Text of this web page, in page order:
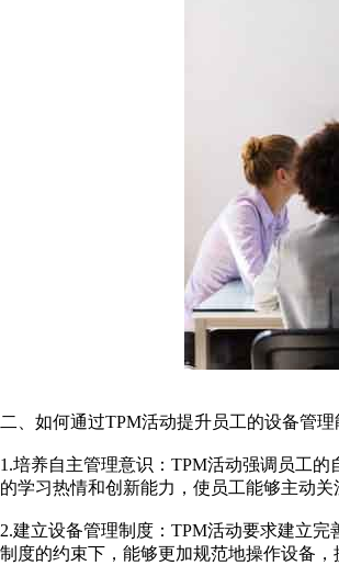
二、如何通过TPM活动提升员工的设备管
1.培养自主管理意识：TPM活动强调员工
的学习热情和创新能力，使员工能够主动
2.建立设备管理制度：TPM活动要求建立
制度的约束下，能够更加规范地操作设备